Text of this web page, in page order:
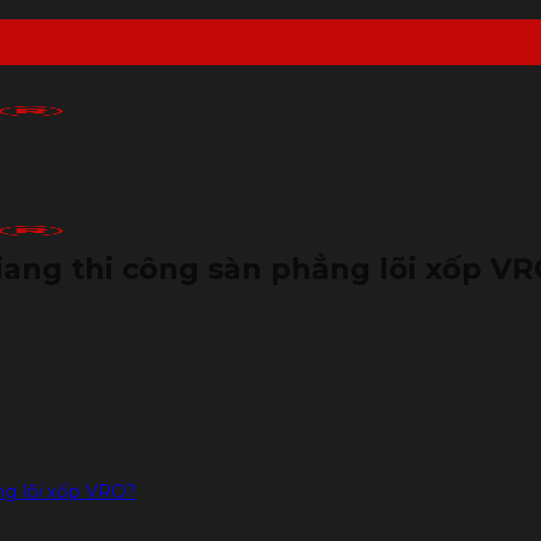
thi công sàn phẳng lõi xốp
lõi xốp VRO?